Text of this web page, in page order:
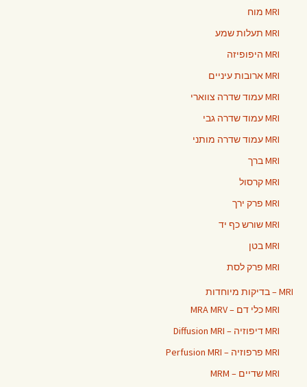
MRI מוח
MRI תעלות שמע
MRI היפופיזה
MRI ארובות עיניים
MRI עמוד שדרה צווארי
MRI עמוד שדרה גבי
MRI עמוד שדרה מותני
MRI ברך
MRI קרסול
MRI פרק ירך
MRI שורש כף יד
MRI בטן
MRI פרק לסת
MRI – בדיקות מיוחדות
MRI כלי דם – MRA MRV
MRI דיפוזיה – Diffusion MRI
MRI פרפוזיה – Perfusion MRI
MRI שדיים – MRM